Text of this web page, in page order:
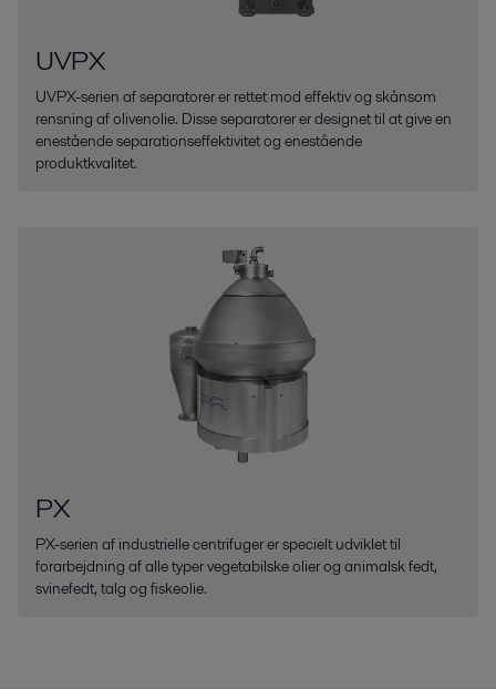
UVPX
UVPX-serien af separatorer er rettet mod effektiv og skånsom
rensning af olivenolie. Disse separatorer er designet til at give en
enestående separationseffektivitet og enestående
produktkvalitet.
PX
PX-serien af industrielle centrifuger er specielt udviklet til
forarbejdning af alle typer vegetabilske olier og animalsk fedt,
svinefedt, talg og fiskeolie.